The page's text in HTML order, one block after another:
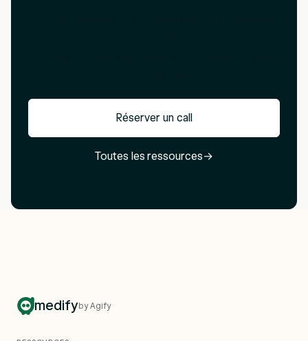
Réserver un call
Toutes les ressources→
medifyby Agify